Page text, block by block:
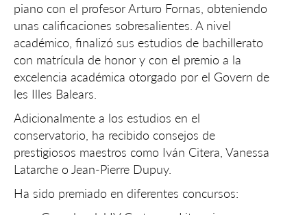
piano con el profesor Arturo Fornas, obteniendo
unas calificaciones sobresalientes. A nivel
académico, finalizó sus estudios de bachillerato
con matrícula de honor y con el premio a la
excelencia académica otorgado por el Govern de
les Illes Balears.
Adicionalmente a los estudios en el
conservatorio, ha recibido consejos de
prestigiosos maestros como Iván Citera, Vanessa
Latarche o Jean-Pierre Dupuy.
Ha sido premiado en diferentes concursos: